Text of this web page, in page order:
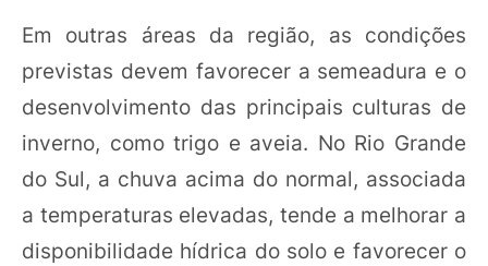
Em outras áreas da região, as condições
previstas devem favorecer a semeadura e o
desenvolvimento das principais culturas de
inverno, como trigo e aveia. No Rio Grande
do Sul, a chuva acima do normal, associada
a temperaturas elevadas, tende a melhorar a
disponibilidade hídrica do solo e favorecer o